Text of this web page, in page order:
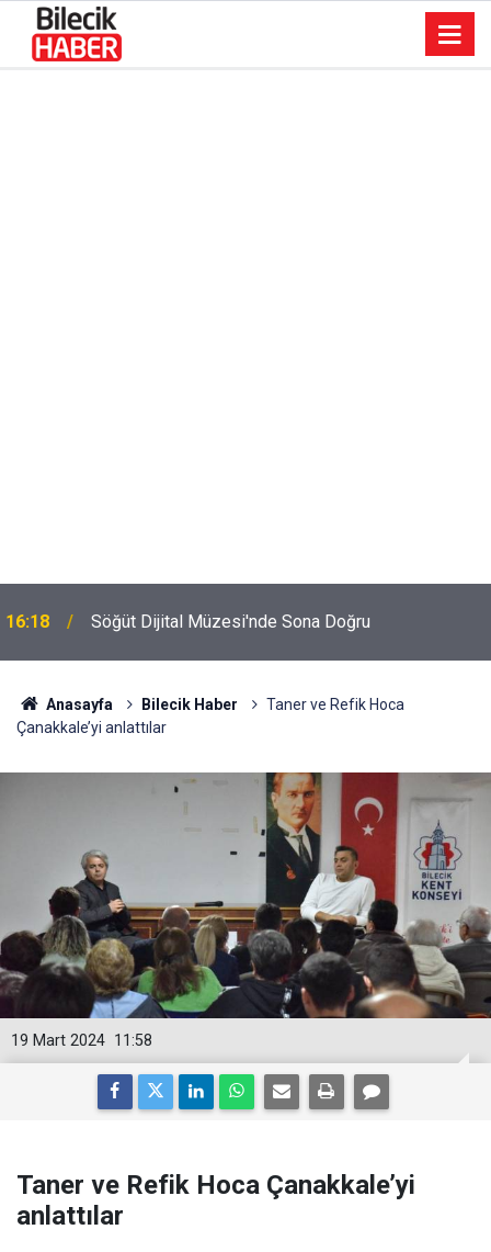
16:18 Söğüt Dijital Müzesi'nde Sona Doğru
Anasayfa Bilecik Haber
Taner ve Refik Hoca
Çanakkale’yi anlattılar
11:58
19 Mart 2024
Taner ve Refik Hoca Çanakkale’yi
anlattılar